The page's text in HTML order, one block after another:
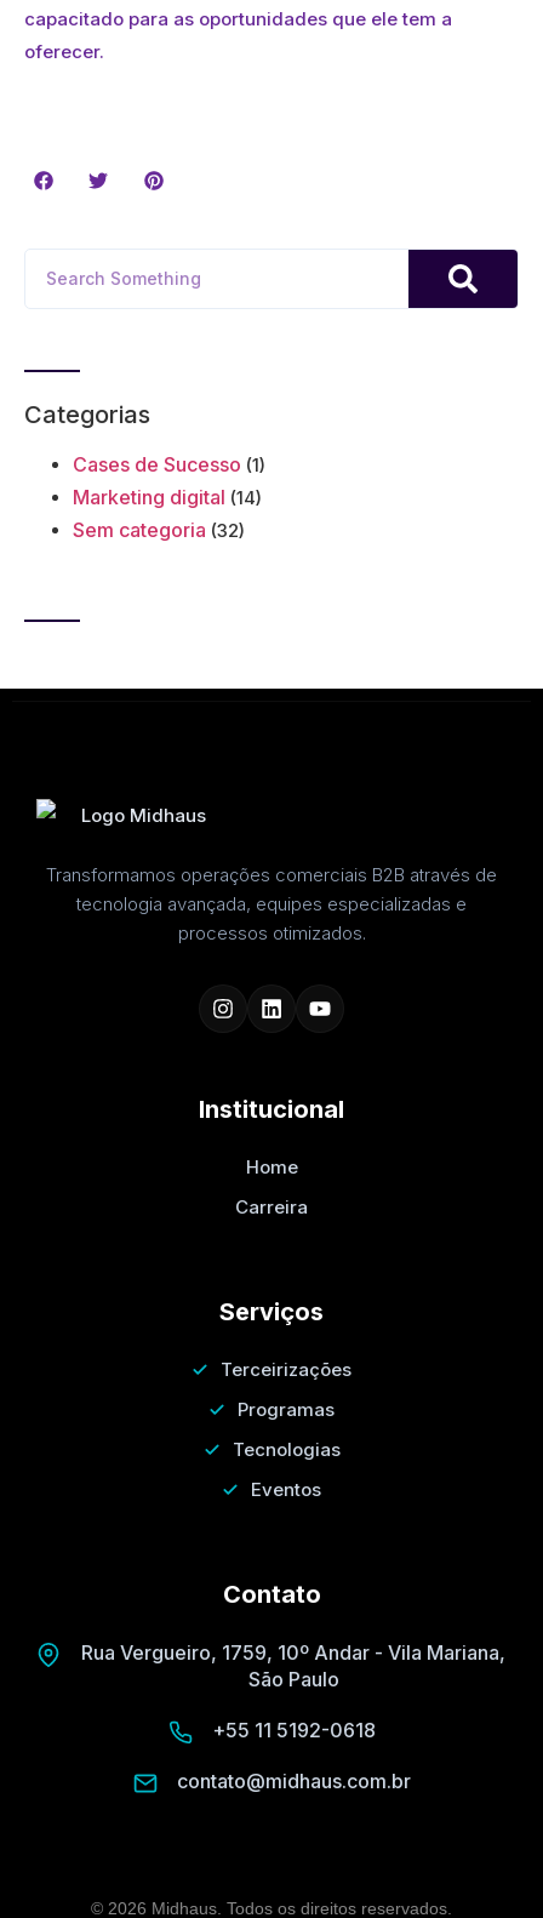
capacitado para as oportunidades que ele tem a
oferecer.
Categorias
Cases de Sucesso (1)
Marketing digital (14)
Sem categoria (32)
Transformamos operações comerciais B2B através de
tecnologia avançada, equipes especializadas e
processos otimizados.
Institucional
Home
Carreira
Serviços
Terceirizações
Programas
Tecnologias
Eventos
Contato
Rua Vergueiro, 1759, 10º Andar - Vila Mariana,
São Paulo
+55 11 5192-0618
contato@midhaus.com.br
© 2026 Midhaus. Todos os direitos reservados.